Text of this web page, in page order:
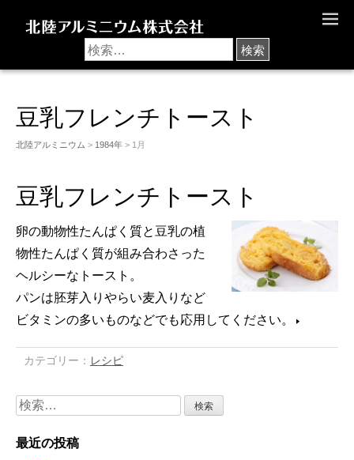
U
豆乳フレンチトースト
北陸アルミニウム > 1984年 > 1月
豆乳フレンチトースト
卵の動物性たんぱく質と豆乳の植
物性たんぱく質が組み合わさった
ヘルシーなトースト。
パンは胚芽入りやらい麦入りなど
ビタミンの多いものなどでも応用してください。
カテゴリー： レシピ
検
最近の投稿